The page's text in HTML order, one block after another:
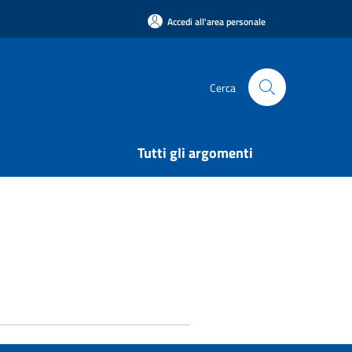
Accedi all'area personale
Cerca
Tutti gli argomenti